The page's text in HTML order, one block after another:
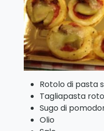
Rotolo di pasta
Tagliapasta
Sugo di
Olio